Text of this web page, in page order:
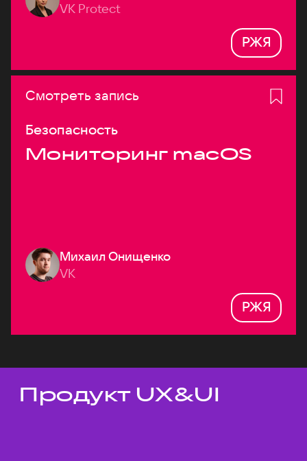
VK Protect
РЖЯ
Смотреть запись
Безопасность
Мониторинг macOS
Михаил Онищенко
VK
РЖЯ
Темы докладов
Продукт UX&UI